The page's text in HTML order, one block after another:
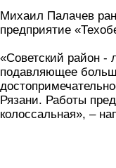
Михаил Палачев
предприятие
«Советский район -
подавляющее
Рязани. Работы
колоссальная», –